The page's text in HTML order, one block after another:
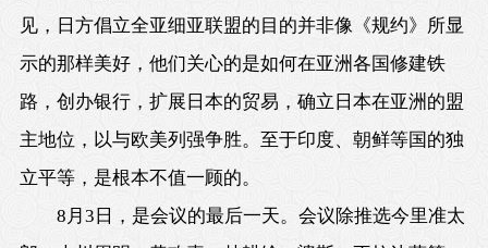
见，日方倡立全亚细亚联盟的目的并非像《规约》所显
示的那样美好，他们关心的是如何在亚洲各国修建铁
路，创办银行，扩展日本的贸易，确立日本在亚洲的盟
主地位，以与欧美列强争胜。至于印度、朝鲜等国的独
立平等，是根本不值一顾的。
8月3日 ，是会议的最后一天。会议除推选今里准太